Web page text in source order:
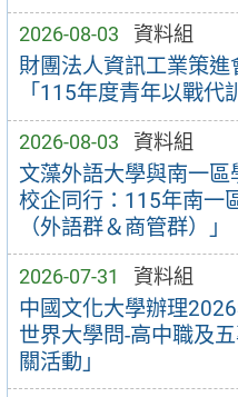
2026-08-03 資料組
財團法人資訊工業策
「115年度青年以戰
2026-08-03 資料組
文藻外語大學與南一
校企同行：115年南一
（外語群＆商管群）」
2026-07-31 資料組
中國文化大學辦理
世界大學問-高中職及
關活動」